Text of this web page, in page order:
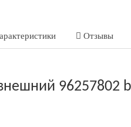
Отзывы
96257802